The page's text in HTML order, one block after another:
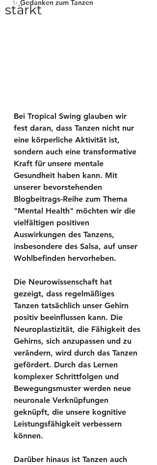
✨ Gedanken zum Tanzen
stärkt
Bei Tropical Swing glauben wir
fest daran, dass Tanzen nicht nur
eine körperliche Aktivität ist,
sondern auch eine transformative
Kraft für unsere mentale
Gesundheit haben kann. Mit
unserer bevorstehenden
Blogbeitrags-Reihe zum Thema
"Mental Health" möchten wir die
vielfältigen positiven
Auswirkungen des Tanzens,
insbesondere des Salsa, auf unser
Wohlbefinden hervorheben.
Die Neurowissenschaft hat
gezeigt, dass regelmäßiges
Tanzen tatsächlich unser Gehirn
positiv beeinflussen kann. Die
Neuroplastizität, die Fähigkeit des
Gehirns, sich anzupassen und zu
verändern, wird durch das Tanzen
gefördert. Durch das Lernen
komplexer Schrittfolgen und
Bewegungsmuster werden neue
neuronale Verknüpfungen
geknüpft, die unsere kognitive
Leistungsfähigkeit verbessern
können.
Darüber hinaus ist Tanzen auch